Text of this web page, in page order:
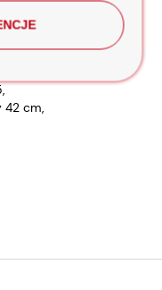
42 cm,